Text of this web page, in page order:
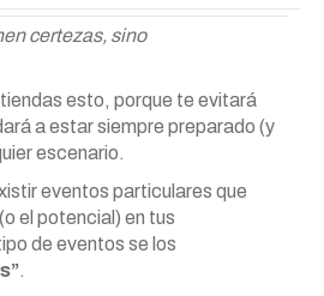
certezas, sino
esto, porque te evitará
a estar siempre preparado (y
escenario.
eventos particulares que
el potencial) en tus
de eventos se los
.